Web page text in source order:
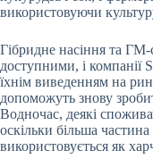
використовуючи
Гібридне насіння та
доступними, і компанії
їхнім виведенням на
допоможуть знову
Водночас, деякі
оскільки більша
використовується як